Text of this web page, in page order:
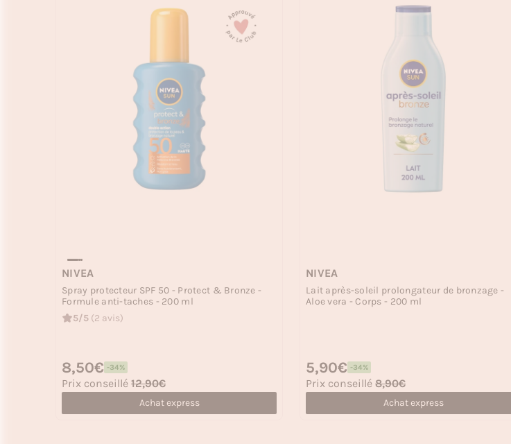
NIVEA
Spray protecteur SPF 50 - Protect & Bronze -
Formule anti-taches - 200 ml
5/5 (2 avis)
Prix soldé
8,50€ -34%
Prix habituel
Prix conseillé 12,90€
Achat express
NIVEA
Lait après-soleil prolongateur de bronzage -
Aloe vera - Corps - 200 ml
Prix soldé
5,90€ -34%
Prix habituel
Prix conseillé 8,90€
Achat express